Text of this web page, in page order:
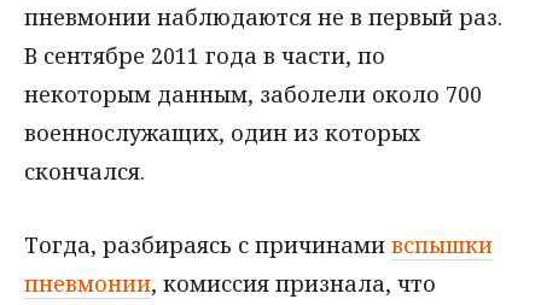
пневмонии наблюдаются не в первый раз.
В сентябре 2011 года в части, по
некоторым данным, заболели около 700
военнослужащих, один из которых
скончался.
Тогда, разбираясь с причинами вспышки
пневмонии, комиссия признала, что